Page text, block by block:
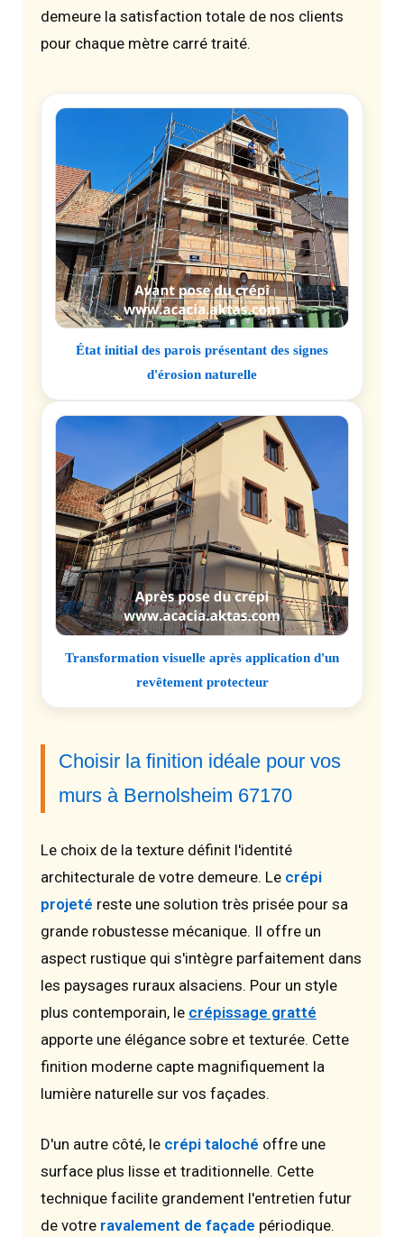
demeure la satisfaction totale de nos clients
pour chaque mètre carré traité.
État initial des parois présentant des signes
d'érosion naturelle
Transformation visuelle après application d'un
revêtement protecteur
Choisir la finition idéale pour vos
murs à Bernolsheim 67170
Le choix de la texture définit l'identité
architecturale de votre demeure. Le crépi
projeté reste une solution très prisée pour sa
grande robustesse mécanique. Il offre un
aspect rustique qui s'intègre parfaitement dans
les paysages ruraux alsaciens. Pour un style
plus contemporain, le crépissage gratté
apporte une élégance sobre et texturée. Cette
finition moderne capte magnifiquement la
lumière naturelle sur vos façades.
D'un autre côté, le crépi taloché offre une
surface plus lisse et traditionnelle. Cette
technique facilite grandement l'entretien futur
de votre ravalement de façade périodique.